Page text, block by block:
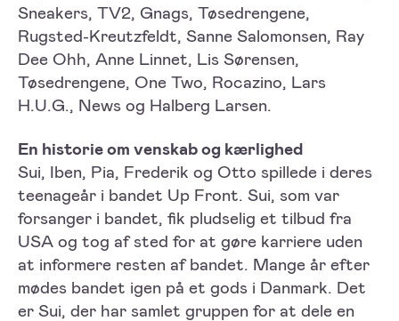
Sneakers, TV2, Gnags, Tøsedrengene,
Rugsted-Kreutzfeldt, Sanne Salomonsen, Ray
Dee Ohh, Anne Linnet, Lis Sørensen,
Tøsedrengene, One Two, Rocazino, Lars
H.U.G., News og Halberg Larsen.
En historie om venskab og kærlighed
Sui, Iben, Pia, Frederik og Otto spillede i deres
teenageår i bandet Up Front. Sui, som var
forsanger i bandet, fik pludselig et tilbud fra
USA og tog af sted for at gøre karriere uden
at informere resten af bandet. Mange år efter
mødes bandet igen på et gods i Danmark. Det
er Sui, der har samlet gruppen for at dele en